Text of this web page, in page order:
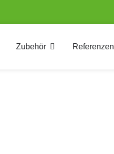
Zubehör Referenzen